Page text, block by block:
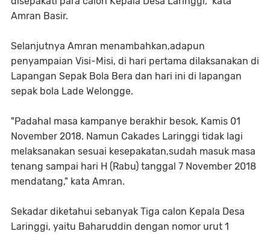
Amran Basir.
Selanjutnya Amran menambahkan,adapun
penyampaian Visi-Misi, di hari pertama dilaksanakan di
Lapangan Sepak Bola Bera dan hari ini di lapangan
sepak bola Lade Welongge.
"Padahal masa kampanye berakhir besok, Kamis 01
November 2018. Namun Cakades Laringgi tidak lagi
melaksanakan sesuai kesepakatan,sudah masuk masa
tenang sampai hari H (Rabu) tanggal 7 November 2018
mendatang," kata Amran.
Sekadar diketahui sebanyak Tiga calon Kepala Desa
Laringgi, yaitu Baharuddin dengan nomor urut 1